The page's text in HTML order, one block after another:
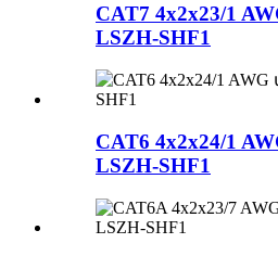
CAT7 4x2x23/1
LSZH-SHF1
CAT6 4x2x24/1
LSZH-SHF1